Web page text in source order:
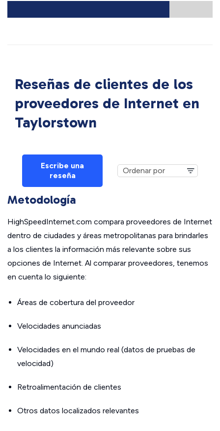
Reseñas de clientes de los
proveedores de Internet en
Taylorstown
Escribe una
reseña
Metodología
HighSpeedInternet.com compara proveedores de Internet
dentro de ciudades y áreas metropolitanas para brindarles
a los clientes la información más relevante sobre sus
opciones de Internet. Al comparar proveedores, tenemos
en cuenta lo siguiente:
Áreas de cobertura del proveedor
Velocidades anunciadas
Velocidades en el mundo real (datos de pruebas de
velocidad)
Retroalimentación de clientes
Otros datos localizados relevantes